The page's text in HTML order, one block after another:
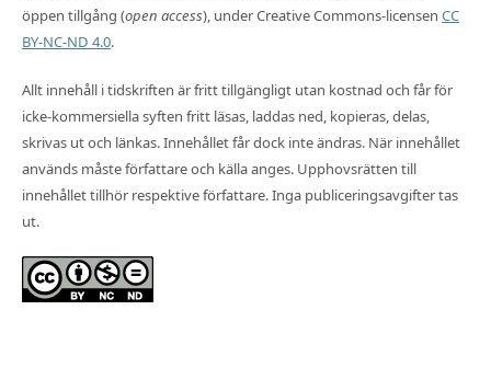
öppen tillgång (open access), under Creative Commons-licensen CC
BY-NC-ND 4.0.
Allt innehåll i tidskriften är fritt tillgängligt utan kostnad och får för
icke-kommersiella syften fritt läsas, laddas ned, kopieras, delas,
skrivas ut och länkas. Innehållet får dock inte ändras. När innehållet
används måste författare och källa anges. Upphovsrätten till
innehållet tillhör respektive författare. Inga publiceringsavgifter tas
ut.